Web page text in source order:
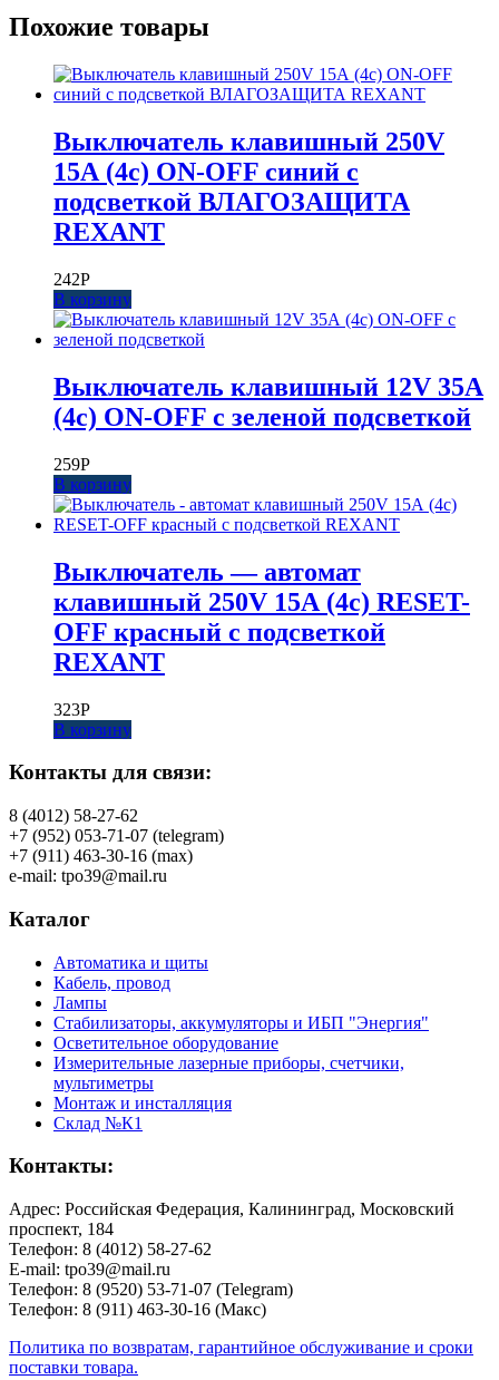
Похожие товары
Выключатель клавишный 250V
15А (4с) ON-OFF синий с
подсветкой ВЛАГОЗАЩИТА
REXANT
242Р
В корзину
Выключатель клавишный 12V 35А
(4с) ON-OFF с зеленой подсветкой
259Р
В корзину
Выключатель — автомат
клавишный 250V 15А (4с) RESET-
OFF красный с подсветкой
REXANT
323Р
В корзину
Контакты для связи:
8 (4012) 58-27-62
+7 (952) 053-71-07 (telegram)
+7 (911) 463-30-16 (max)
e-mail: tpo39@mail.ru
Каталог
Автоматика и щиты
Кабель, провод
Лампы
Стабилизаторы, аккумуляторы и ИБП "Энергия"
Осветительное оборудование
Измерительные лазерные приборы, счетчики,
мультиметры
Монтаж и инсталляция
Склад №К1
Контакты:
Адрес: Российская Федерация, Калининград, Московский
проспект, 184
Телефон: 8 (4012) 58-27-62
E-mail: tpo39@mail.ru
Телефон: 8 (9520) 53-71-07 (Telegram)
Телефон: 8 (911) 463-30-16 (Макс)
Политика по возвратам, гарантийное обслуживание и сроки
поставки товара.